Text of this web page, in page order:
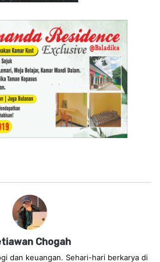
Chogah
dan keuangan. Sehari-hari berkarya di